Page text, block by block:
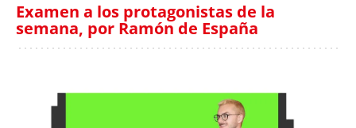
Examen a los protagonistas de la
semana, por Ramón de España